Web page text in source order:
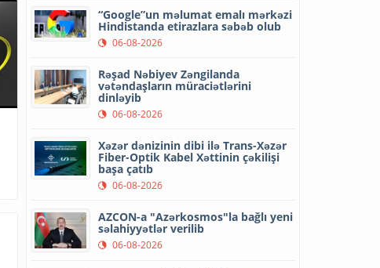
“Google”un məlumat emalı mərkəzi
Hindistanda etirazlara səbəb olub
06-08-2026
Rəşad Nəbiyev Zəngilanda
vətəndaşların müraciətlərini
dinləyib
06-08-2026
Xəzər dənizinin dibi ilə Trans-Xəzər
Fiber-Optik Kabel Xəttinin çəkilişi
başa çatıb
06-08-2026
AZCON-a "Azərkosmos"la bağlı yeni
səlahiyyətlər verilib
06-08-2026